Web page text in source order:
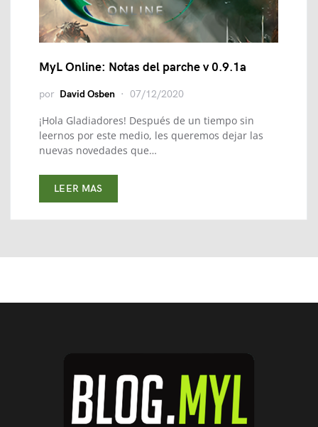
MyL Online: Notas del parche v 0.9.1a
por David Osben 07/12/2020
¡Hola Gladiadores! Después de un tiempo sin
leernos por este medio, les queremos dejar las
nuevas novedades que…
LEER MAS